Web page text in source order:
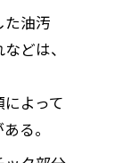
た油汚
どは、
よって
る。